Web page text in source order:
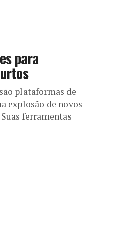
para
plataformas de
explosão de novos
ferramentas